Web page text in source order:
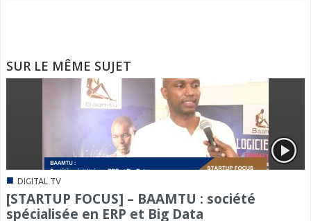
SUR LE MÊME SUJET
■ DIGITAL TV
[STARTUP FOCUS] – BAAMTU : société
spécialisée en ERP et Big Data